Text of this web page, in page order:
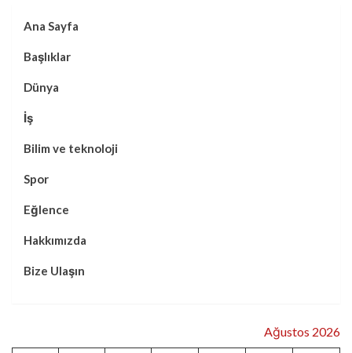
Ana Sayfa
Başlıklar
Dünya
İş
Bilim ve teknoloji
Spor
Eğlence
Hakkımızda
Bize Ulaşın
Ağustos 2026